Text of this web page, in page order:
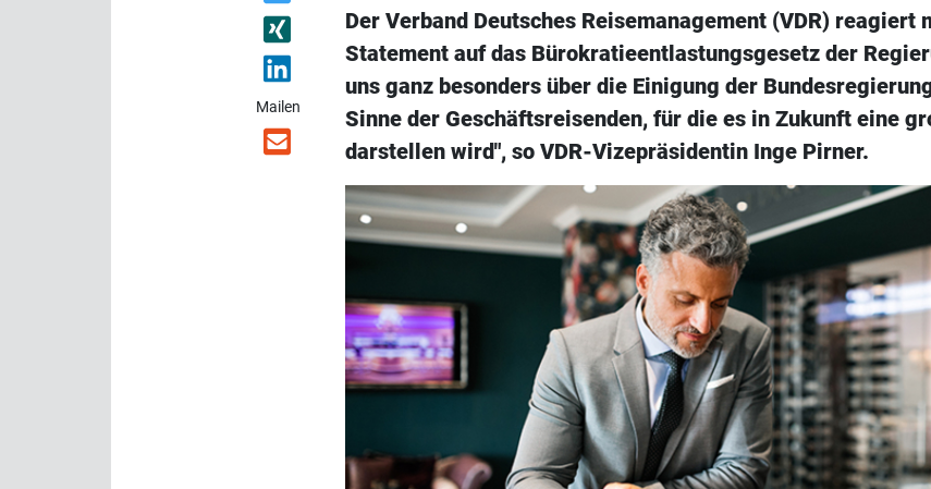
Mailen
Der Verband Deutsches Reisemanagement (VDR) reagiert
Statement auf das Bürokratieentlastungsgesetz der
uns ganz besonders über die Einigung der
Sinne der Geschäftsreisenden, für die es in Zukunft eine
darstellen wird", so VDR-Vizepräsidentin Inge Pirner.